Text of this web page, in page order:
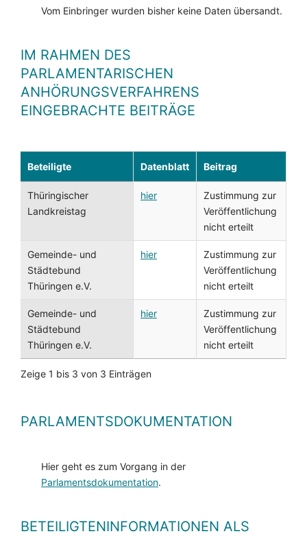
Vom Einbringer wurden bisher keine Daten übersandt.
IM RAHMEN DES
PARLAMENTARISCHEN
ANHÖRUNGSVERFAHRENS
EINGEBRACHTE BEITRÄGE
Beteiligte Datenblatt Beitrag
Thüringischer
Landkreistag
hier
Zustimmung zur
Veröffentlichung
nicht erteilt
Gemeinde- und
Städtebund
Thüringen e.V.
hier
Zustimmung zur
Veröffentlichung
nicht erteilt
Gemeinde- und
Städtebund
Thüringen e.V.
hier
Zustimmung zur
Veröffentlichung
nicht erteilt
Zeige 1 bis 3 von 3 Einträgen
PARLAMENTSDOKUMENTATION
Hier geht es zum Vorgang in der
Parlamentsdokumentation.
BETEILIGTENINFORMATIONEN ALS